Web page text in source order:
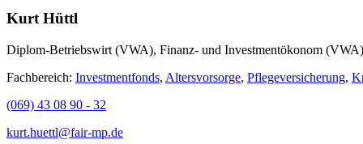
Kurt Hüttl
Diplom-Betriebswirt (VWA), Finanz- und Investmentökonom
Fachbereich: Investmentfonds, Altersvorsorge, Pflegeversicherung,
(069) 43 08 90 - 32
kurt.huettl@fair-mp.de